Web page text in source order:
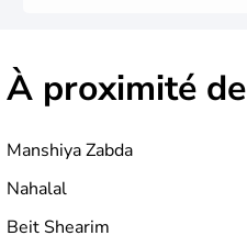
À proximité de
Manshiya Zabda
Nahalal
Beit Shearim